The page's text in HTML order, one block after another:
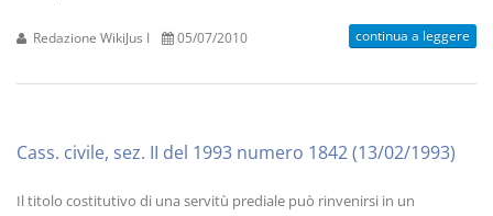
Redazione WikiJus I 05/07/2010 continua a leggere
Cass. civile, sez. II del 1993 numero 1842 (13/02/1993)
Il titolo costitutivo di una servitù prediale può rinvenirsi in un